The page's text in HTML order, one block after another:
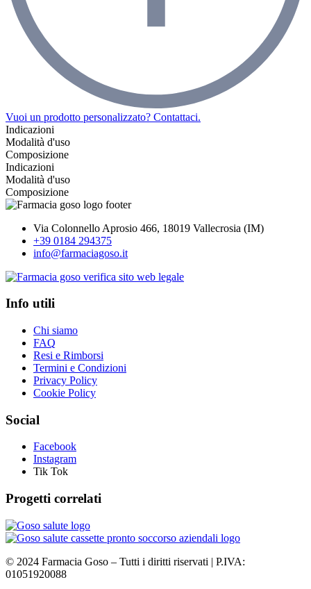
Vuoi un prodotto personalizzato? Contattaci.
Indicazioni
Modalità d'uso
Composizione
Indicazioni
Modalità d'uso
Composizione
Via Colonnello Aprosio 466, 18019 Vallecrosia (IM)
+39 0184 294375
info@farmaciagoso.it
Info utili
Chi siamo
FAQ
Resi e Rimborsi
Termini e Condizioni
Privacy Policy
Cookie Policy
Social
Facebook
Instagram
Tik Tok
Progetti correlati
© 2024 Farmacia Goso – Tutti i diritti riservati | P.IVA:
01051920088